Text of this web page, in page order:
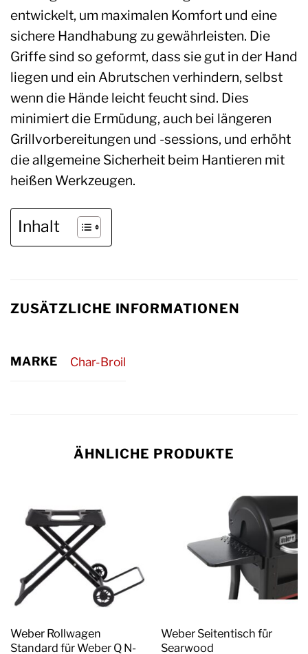
entwickelt, um maximalen Komfort und eine
sichere Handhabung zu gewährleisten. Die
Griffe sind so geformt, dass sie gut in der Hand
liegen und ein Abrutschen verhindern, selbst
wenn die Hände leicht feucht sind. Dies
minimiert die Ermüdung, auch bei längeren
Grillvorbereitungen und -sessions, und erhöht
die allgemeine Sicherheit beim Hantieren mit
heißen Werkzeugen.
Inhalt
ZUSÄTZLICHE INFORMATIONEN
MARKE Char-Broil
ÄHNLICHE PRODUKTE
Weber Rollwagen
Standard für Weber Q N-
Weber Seitentisch für
Searwood